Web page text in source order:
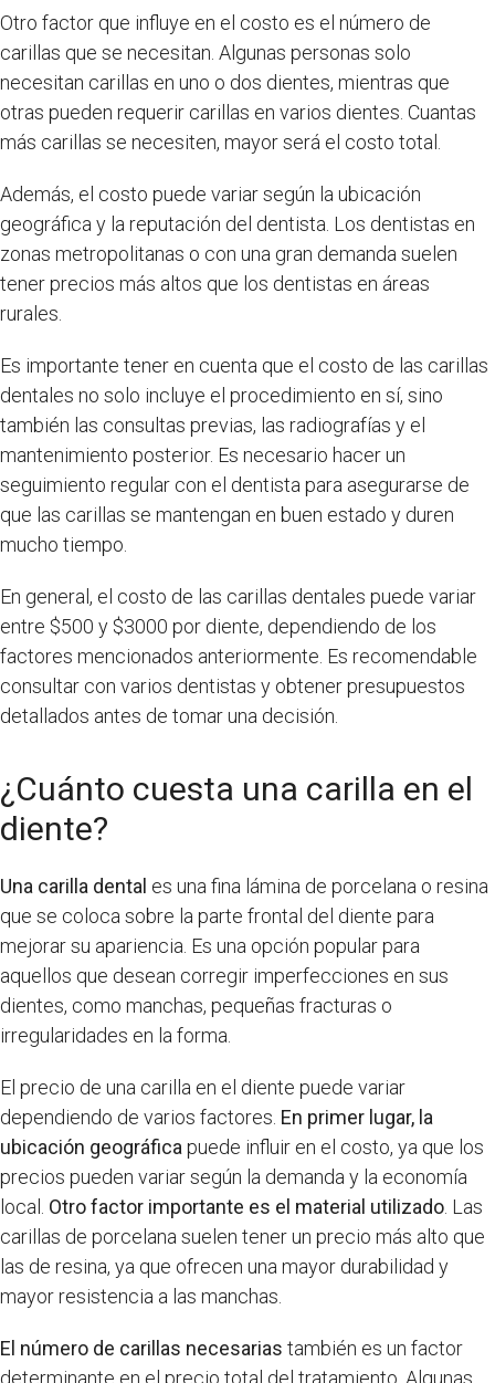
Otro factor que influye en el costo es el número de
carillas que se necesitan. Algunas personas solo
necesitan carillas en uno o dos dientes, mientras que
otras pueden requerir carillas en varios dientes. Cuantas
más carillas se necesiten, mayor será el costo total.
Además, el costo puede variar según la ubicación
geográfica y la reputación del dentista. Los dentistas en
zonas metropolitanas o con una gran demanda suelen
tener precios más altos que los dentistas en áreas
rurales.
Es importante tener en cuenta que el costo de las carillas
dentales no solo incluye el procedimiento en sí, sino
también las consultas previas, las radiografías y el
mantenimiento posterior. Es necesario hacer un
seguimiento regular con el dentista para asegurarse de
que las carillas se mantengan en buen estado y duren
mucho tiempo.
En general, el costo de las carillas dentales puede variar
entre $500 y $3000 por diente, dependiendo de los
factores mencionados anteriormente. Es recomendable
consultar con varios dentistas y obtener presupuestos
detallados antes de tomar una decisión.
¿Cuánto cuesta una carilla en el
diente?
Una carilla dental es una fina lámina de porcelana o resina
que se coloca sobre la parte frontal del diente para
mejorar su apariencia. Es una opción popular para
aquellos que desean corregir imperfecciones en sus
dientes, como manchas, pequeñas fracturas o
irregularidades en la forma.
El precio de una carilla en el diente puede variar
dependiendo de varios factores. En primer lugar, la
ubicación geográfica puede influir en el costo, ya que los
precios pueden variar según la demanda y la economía
local. Otro factor importante es el material utilizado . Las
carillas de porcelana suelen tener un precio más alto que
las de resina, ya que ofrecen una mayor durabilidad y
mayor resistencia a las manchas.
El número de carillas necesarias también es un factor
determinante en el precio total del tratamiento. Algunas